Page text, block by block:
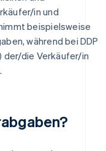
in und
beispielsweise
während bei DDP
der/die Verkäufer/in